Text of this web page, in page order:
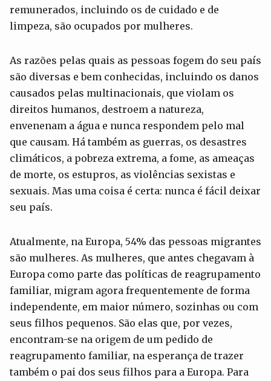
remunerados, incluindo os de cuidado e de
limpeza, são ocupados por mulheres.
As razões pelas quais as pessoas fogem do seu país
são diversas e bem conhecidas, incluindo os danos
causados pelas multinacionais, que violam os
direitos humanos, destroem a natureza,
envenenam a água e nunca respondem pelo mal
que causam. Há também as guerras, os desastres
climáticos, a pobreza extrema, a fome, as ameaças
de morte, os estupros, as violências sexistas e
sexuais. Mas uma coisa é certa: nunca é fácil deixar
seu país.
Atualmente, na Europa, 54% das pessoas migrantes
são mulheres. As mulheres, que antes chegavam à
Europa como parte das políticas de reagrupamento
familiar, migram agora frequentemente de forma
independente, em maior número, sozinhas ou com
seus filhos pequenos. São elas que, por vezes,
encontram-se na origem de um pedido de
reagrupamento familiar, na esperança de trazer
também o pai dos seus filhos para a Europa. Para